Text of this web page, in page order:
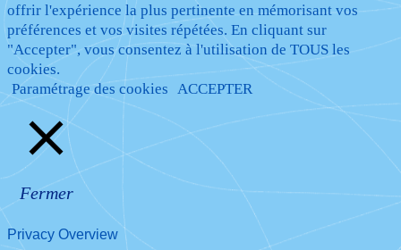
offrir l'expérience la plus pertinente en mémorisant vos
préférences et vos visites répétées. En cliquant sur
"Accepter", vous consentez à l'utilisation de TOUS les
cookies.
Paramétrage des cookies
ACCEPTER
Fermer
Privacy Overview